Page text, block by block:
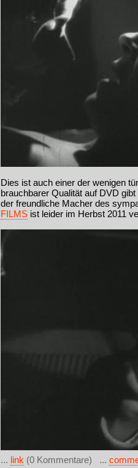
Dies ist auch einer der wenigen
brauchbarer Qualität auf DVD
der freundliche Macher des
FILMS ist leider im Herbst 2011
... link (0 Kommentare) ...